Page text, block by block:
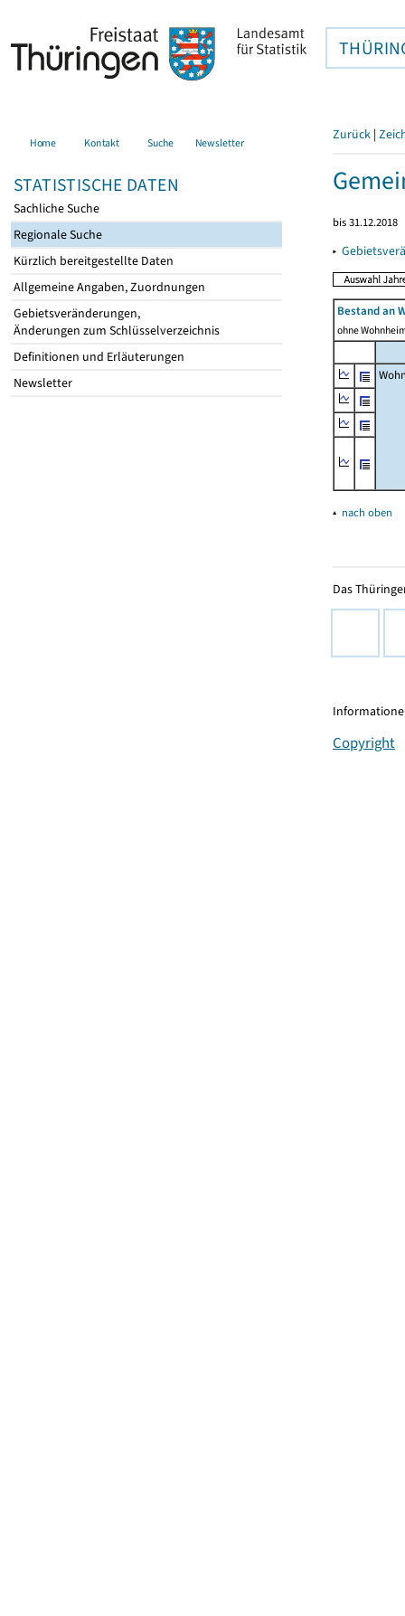
Home Kontakt Suche Newsletter
STATISTISCHE DATEN
Sachliche Suche
Regionale Suche
Kürzlich bereitgestellte Daten
Allgemeine Angaben, Zuordnungen
Gebietsveränderungen,
Änderungen zum Schlüsselverzeichnis
Definitionen und Erläuterungen
Newsletter
Zurück |
bis 31.12.2018
▸
Bestand an
ohne
▴ nach oben
Das
Copyright